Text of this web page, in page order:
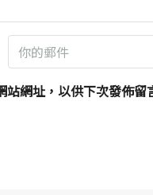
網址，以供下次發佈留